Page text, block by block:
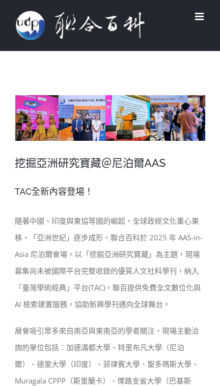
content
View
Larger
Image
挖掘亞洲研究寶藏＠尼泊爾AAS
TAC全新內容登場！
隨著中國、印度與東協等國的崛起，全球政經文化重心東
移，「亞洲世紀」逐步成形。聯合百科於 2025 年 AAS-in-
Asia 尼泊爾會場，以「挖掘亞洲研究寶藏」為主題，現場
募集尚未被國際平台完整收錄的優質人文社科學刊，納入
「臺灣學術經典」平台(TAC)。聯百提供免費全文數位化與
AI 檢索建置服務，協助新興學刊邁向全球舞台。
展會吸引眾多來自南亞與東南亞的學者關注，現場主動洽
詢的單位包括：加德滿都大學、特里布凡大學（尼泊
爾）、德里大學（印度）、菲律賓大學、聖多瑪斯大學、
Muragala CPPP（斯里蘭卡）、俾路支省大學（巴基斯